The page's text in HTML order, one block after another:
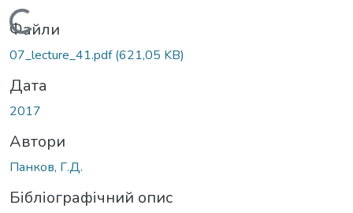
Вантажиться...
Файли
07_lecture_41.pdf(621,05 KB)
Дата
2017
Автори
Панков, Г.Д.
Бібліографічний опис